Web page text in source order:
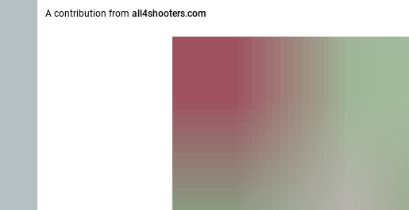
A contribution from all4shooters.com